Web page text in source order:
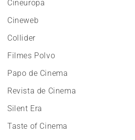
Cineuropa
Cineweb
Collider
Filmes Polvo
Papo de Cinema
Revista de Cinema
Silent Era
Taste of Cinema